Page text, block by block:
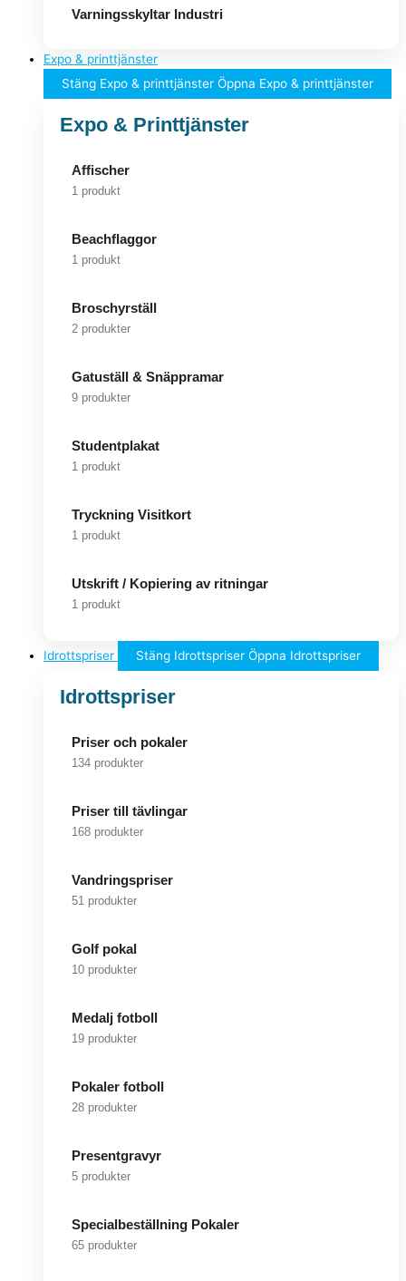
Varningsskyltar Industri
Expo & printtjänster
Stäng Expo & printtjänster Öppna Expo & printtjänster
Expo & Printtjänster
Affischer
1 produkt
Beachflaggor
1 produkt
Broschyrställ
2 produkter
Gatuställ & Snäppramar
9 produkter
Studentplakat
1 produkt
Tryckning Visitkort
1 produkt
Utskrift / Kopiering av ritningar
1 produkt
Idrottspriser Stäng Idrottspriser Öppna Idrottspriser
Idrottspriser
Priser och pokaler
134 produkter
Priser till tävlingar
168 produkter
Vandringspriser
51 produkter
Golf pokal
10 produkter
Medalj fotboll
19 produkter
Pokaler fotboll
28 produkter
Presentgravyr
5 produkter
Specialbeställning Pokaler
65 produkter